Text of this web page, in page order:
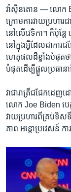
វ៉ាស៊ីនតោន — លោក​
ក្រោម​ការ​វាយ​ប្រហា
នៅ​លើ​វេទិកា។ ក៏ប៉ុន្ត
នៅ​ក្នុង​អ្វី​ដែល​ជា​កា
ហេតុផល​ដ៏​ខ្លាំង​បំផុតថ
បំផុត​ដើម្បី​ផ្តួល​ប្រធាន
វាជា​រាត្រី​ជជែក​ដេញ​
លោក​ Joe Biden ​បេ
វាយ​ប្រហារ​ពី​គ្រប់​ទិស
ភាព ​អន្តោ​ប្រវេសន៍ ​ក